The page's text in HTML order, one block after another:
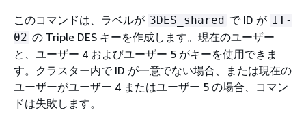
このコマンドは、ラベルが 3DES_shared で ID が IT-
02 の Triple DES キーを作成します。現在のユーザー
と、ユーザー 4 およびユーザー 5 がキーを使用できま
す。クラスター内で ID が一意でない場合、または現在の
ユーザーがユーザー 4 またはユーザー 5 の場合、コマン
ドは失敗します。